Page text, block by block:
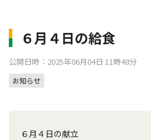
６月４日の給食
公開日時：2025年06月04日 11時48分
お知らせ
６月４日の献立